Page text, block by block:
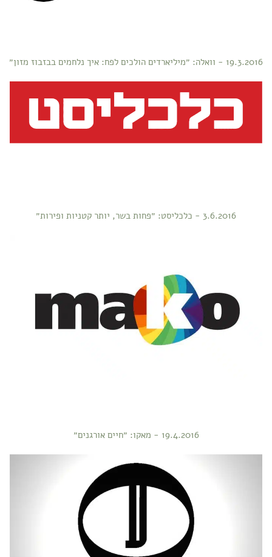
19.3.2016 - וואלה: ״מיליארדים הולכים לפח: איך נלחמים בבזבוז מזון״
3.6.2016 - כלכליסט: ״פחות בשר, יותר קטניות ופירות״
19.4.2016 - מאקו: ״חיים אורגנים״